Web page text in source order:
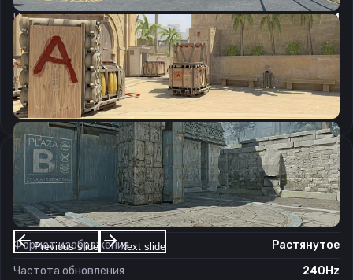
Previous slide Next slide
Чувствительность мыши в зуме:
1
Чувствительность мыши в Windows:
6/11
Ускорение мыши:
0
m_rawinput:
1
Настройки экрана
Разрешение
1280×960
Соотношение сторон
4:3
Формат изображения
Растянутое
Частота обновления
240Hz